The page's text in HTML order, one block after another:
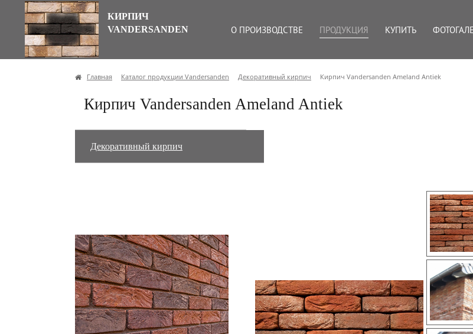
КИРПИЧ
VANDERSANDEN
О ПРОИЗВОДСТВЕ ПРОДУКЦИЯ КУПИТЬ
Главная Каталог продукции Vandersanden Декоративный кирпич Кирпич Vandersanden Ameland Antiek
Кирпич Vandersanden Ameland Antiek
Декоративный кирпич